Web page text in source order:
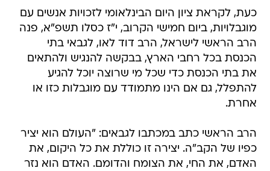
כעת, לקראת ציון היום הבינלאומי לזכויות אנשים עם
מוגבלויות, ביום חמישי הקרוב, י"ז כסלו תשפ"א, פנה
הרב הראשי לישראל, הרב דוד לאו, לגבאי בתי
הכנסת בכל רחבי הארץ, בבקשה להנגיש ולהתאים
את בתי הכנסת כדי שכל מי שרוצה יוכל להגיע
להתפלל, גם אם הינו מתמודד עם מוגבלות כזו או
אחרת.
הרב הראשי כתב במכתבו לגבאים: "העולם הוא יציר
כפיו של הקב"ה. יצירה זו כוללת את כל היקום, את
האדם, את החי, את הצומח והדומם. האדם הוא נזר